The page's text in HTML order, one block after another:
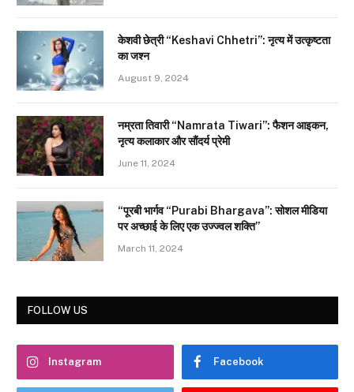
केशवी छेत्री “Keshavi Chhetri”: नृत्य में उत्कृष्टता
का जश्न
August 9, 2024
नम्रता तिवारी “Namrata Tiwari”: फैशन आइकन,
नृत्य कलाकार और सौंदर्य प्रेमी
June 11, 2024
“पूरबी भार्गव “Purabi Bhargava”: सोशल मीडिया
पर अच्छाई के लिए एक उज्ज्वल शक्ति”
March 11, 2024
FOLLOW US
Instagram Facebook